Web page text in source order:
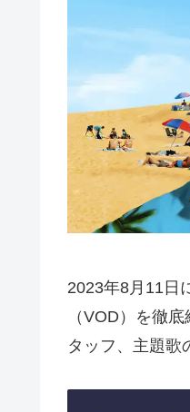
2023年8月11日
（VOD）を徹
タッフ、主題歌